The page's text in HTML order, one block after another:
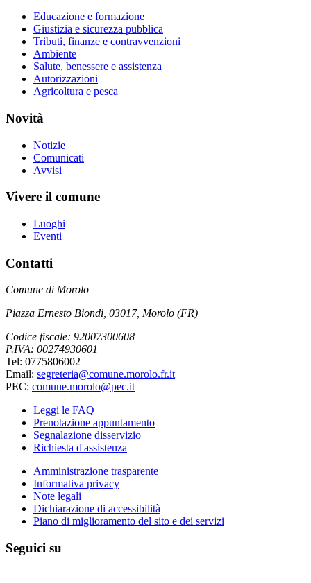
Educazione e formazione
Giustizia e sicurezza pubblica
Tributi, finanze e contravvenzioni
Ambiente
Salute, benessere e assistenza
Autorizzazioni
Agricoltura e pesca
Novità
Notizie
Comunicati
Avvisi
Vivere il comune
Luoghi
Eventi
Contatti
Comune di Morolo
Piazza Ernesto Biondi, 03017, Morolo (FR)
Codice fiscale: 92007300608
P.IVA: 00274930601
Tel: 0775806002
Email: segreteria@comune.morolo.fr.it
PEC: comune.morolo@pec.it
Leggi le FAQ
Prenotazione appuntamento
Segnalazione disservizio
Richiesta d'assistenza
Amministrazione trasparente
Informativa privacy
Note legali
Dichiarazione di accessibilità
Piano di miglioramento del sito e dei servizi
Seguici su